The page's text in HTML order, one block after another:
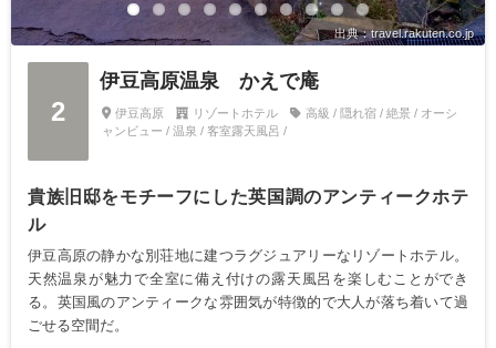
出典：travel.rakuten.co.jp
2
伊豆高原温泉 かえで庵
伊豆高原 リゾートホテル
高級 / 隠れ宿 / 絶景 / オーシ
ャンビュー / 温泉 / 客室露天風呂 /
貴族旧邸をモチーフにした英国調のアンティークホテ
ル
伊豆高原の静かな別荘地に建つラグジュアリーなリゾートホテル。
天然温泉が魅力で全室に備え付けの露天風呂を楽しむことができ
る。英国風のアンティークな雰囲気が特徴的で大人が落ち着いて過
ごせる空間だ。